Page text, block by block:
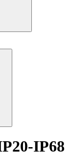
IP68